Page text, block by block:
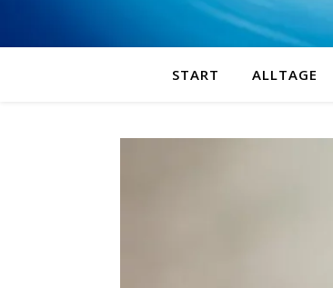
START ALLTAGE